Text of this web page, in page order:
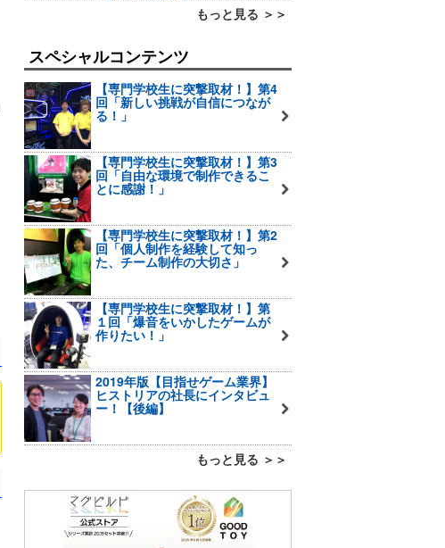
もっと見る ＞＞
スペシャルコンテンツ
【専門学校生に突撃取材！】第4
回「新しい挑戦が自信につなが
る！」
【専門学校生に突撃取材！】第3
回「自由な環境で制作できるこ
とに感謝！」
【専門学校生に突撃取材！】第2
回「個人制作を経験して知っ
た、チーム制作の大切さ」
【専門学校生に突撃取材！】第
１回「爆音をいかしたゲームが
作りたい！」
2019年版【目指せゲーム業界】
ヒストリアの社長にインタビュ
ー！【後編】
もっと見る ＞＞